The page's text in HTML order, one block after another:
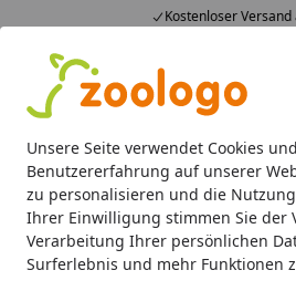
Unsere Seite verwendet Cookies
Benutzererfahrung auf unserer
zu personalisieren und die
Ihrer Einwilligung stimmen Sie der
Verarbeitung Ihrer persönlichen
Surferlebnis und mehr Funktionen
Kostenloser Versand
4,74
23.588 Bewertungen
Alle Produkte
Alle Produkte Angebote
Hund Hundefutter
Startseite
Hund Hundemobiliar